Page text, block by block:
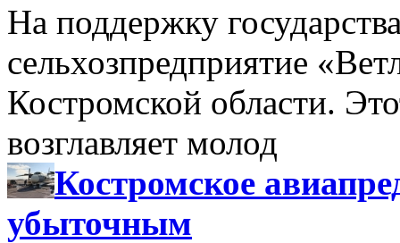
На поддержку
сельхозпредприятие
Костромской области.
возглавляет молод
Костромское
убыточным